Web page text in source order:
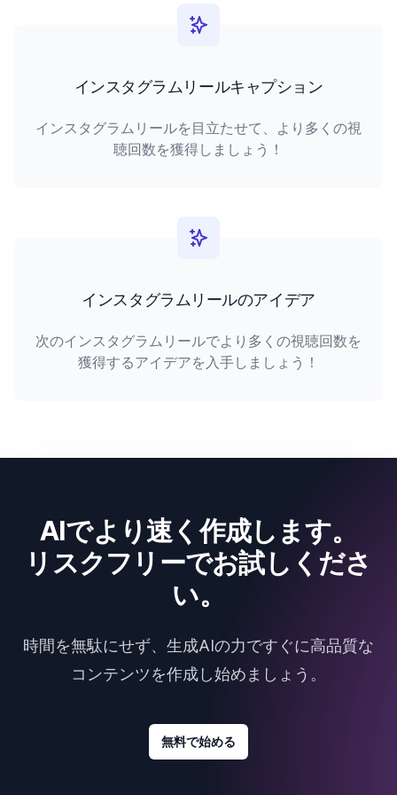
インスタグラムリールキャプション
インスタグラムリールを目立たせて、より多くの視
聴回数を獲得しましょう！
インスタグラムリールのアイデア
次のインスタグラムリールでより多くの視聴回数を
獲得するアイデアを入手しましょう！
AIでより速く作成します。
リスクフリーでお試しくださ
い。
時間を無駄にせず、生成AIの力ですぐに高品質な
コンテンツを作成し始めましょう。
無料で始める